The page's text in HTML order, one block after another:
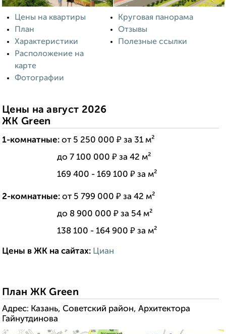
Цены на квартиры
План
Характеристики
Расположение на
карте
Фотографии
Круговая панорама
Отзывы
Полезные ссылки
Цены на август 2026
ЖК Green
1-комнатные: от 5 250 000 ₽ за 31 м²
до 7 100 000 ₽ за 42 м²
169 400 - 169 100 ₽ за м²
2-комнатные: от 5 799 000 ₽ за 42 м²
до 8 900 000 ₽ за 54 м²
138 100 - 164 900 ₽ за м²
Цены в ЖК на сайтах: Циан
План ЖК Green
Адрес: Казань, Советский район, Архитектора
Гайнутдинова